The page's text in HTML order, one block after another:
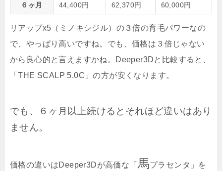
６ヶ月 44,400円 62,370円 60,000円
リアップx5（ミノキシジル）の３倍の育毛パワーなの
で、やっぱり高いですね。でも、価格は３倍じゃない
から良心的と言えますかね。Deeper3Dと比較すると、
「THE SCALP 5.0C」の方が安くなります。
でも、６ヶ月以上続けるとそれほど違いはあり
ません。
価格の違いはDeeper3Dが高価な「 馬プラセンタ」を